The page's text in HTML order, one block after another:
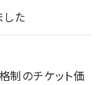
した
制のチケット価